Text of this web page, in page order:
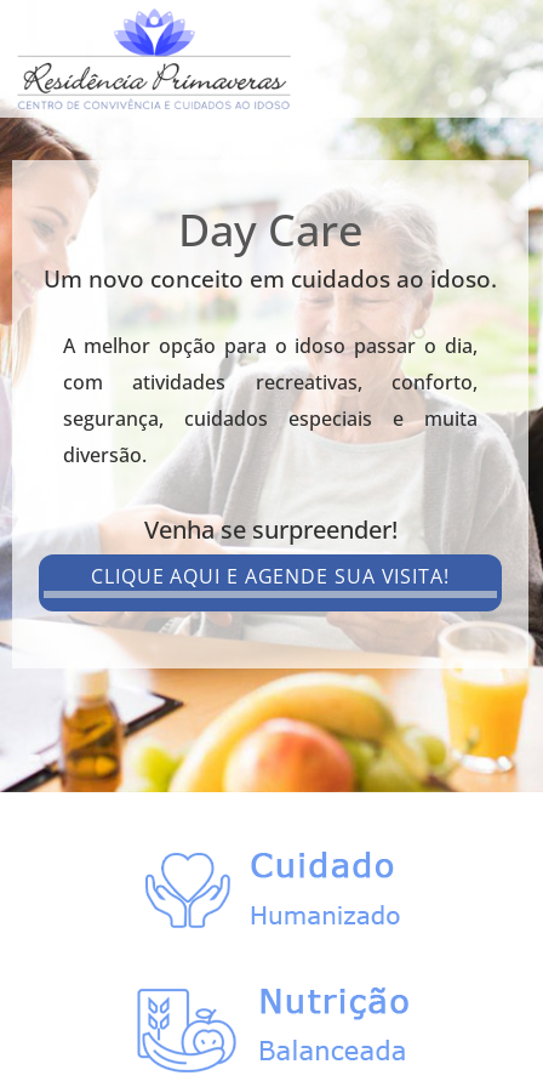
Day Care
Um novo conceito em cuidados ao idoso.
A melhor opção para o idoso passar o dia,
com atividades recreativas, conforto,
segurança, cuidados especiais e muita
diversão.
Venha se surpreender!
CLIQUE AQUI E AGENDE SUA VISITA!